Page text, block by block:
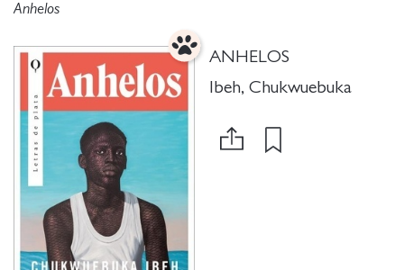
Anhelos
ANHELOS
Ibeh, Chukwuebuka